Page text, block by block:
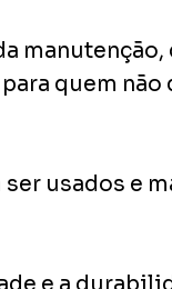
manutenção,
quem não
usados e